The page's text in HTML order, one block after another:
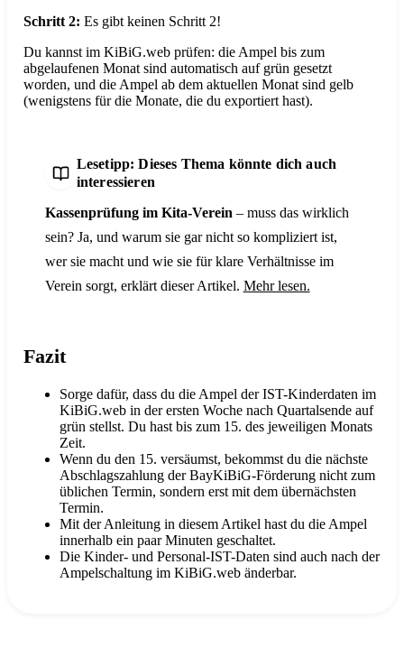
Schritt 2: Es gibt keinen Schritt 2!
Du kannst im KiBiG.web prüfen: die Ampel bis zum
abgelaufenen Monat sind automatisch auf grün gesetzt
worden, und die Ampel ab dem aktuellen Monat sind gelb
(wenigstens für die Monate, die du exportiert hast).
Lesetipp: Dieses Thema könnte dich auch
interessieren
Kassenprüfung im Kita-Verein – muss das wirklich
sein? Ja, und warum sie gar nicht so kompliziert ist,
wer sie macht und wie sie für klare Verhältnisse im
Verein sorgt, erklärt dieser Artikel. Mehr lesen.
Fazit
Sorge dafür, dass du die Ampel der IST-Kinderdaten im
KiBiG.web in der ersten Woche nach Quartalsende auf
grün stellst. Du hast bis zum 15. des jeweiligen Monats
Zeit.
Wenn du den 15. versäumst, bekommst du die nächste
Abschlagszahlung der BayKiBiG-Förderung nicht zum
üblichen Termin, sondern erst mit dem übernächsten
Termin.
Mit der Anleitung in diesem Artikel hast du die Ampel
innerhalb ein paar Minuten geschaltet.
Die Kinder- und Personal-IST-Daten sind auch nach der
Ampelschaltung im KiBiG.web änderbar.